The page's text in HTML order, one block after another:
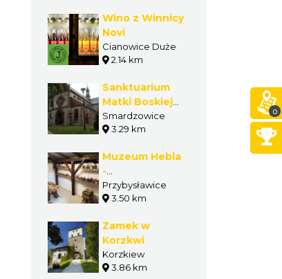
Wino z Winnicy
Novi
Cianowice Duże
2.14 km
Sanktuarium
Matki Boskiej
Smardzowickiej
w
Smardzowice
3.29 km
Muzeum Hebla
-
Stowarzyszenie
Barwy Ziemi
Przybysławice
3.50 km
Zamek w
Korzkwi
Korzkiew
3.86 km
0